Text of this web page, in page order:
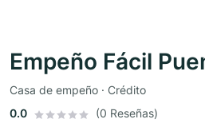
Empeño Fácil
Casa de empeño · Crédito
0.0
(0 Reseñas)